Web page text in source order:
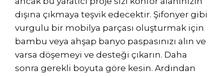
dışına çıkmaya teşvik edecektir. Şifonyer gibi
vurgulu bir mobilya parçası oluşturmak için
bambu veya ahşap banyo paspasınızı alın ve
varsa döşemeyi ve desteği çıkarın. Daha
sonra gerekli boyuta göre kesin. Ardından